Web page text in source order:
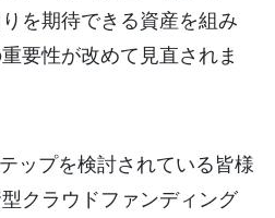
を期待できる資産を組み
要性が改めて見直されま
ップを検討されている皆様
クラウドファンディング